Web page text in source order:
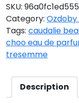
SKU: 96a0fc1ed555
Category: Ozdoby
Tags: caudalie
choo eau de
tresemme
Description